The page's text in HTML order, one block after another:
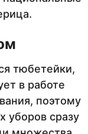
тюбетейки,
в работе
поэтому
уборов сразу